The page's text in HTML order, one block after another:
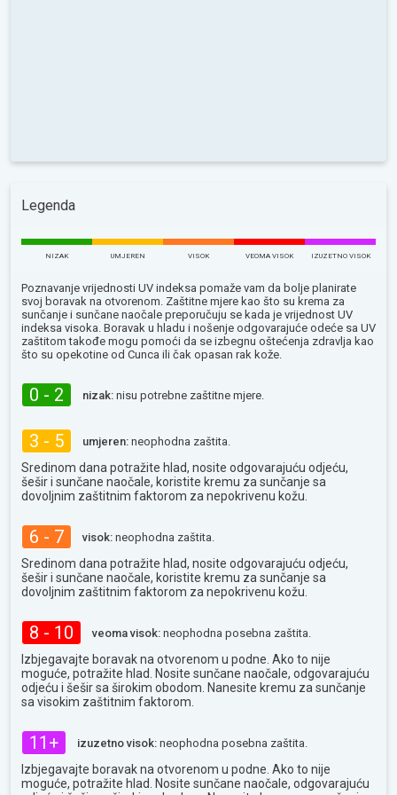
Legenda
NIZAK UMJEREN VISOK VEOMA VISOK IZUZETNO VISOK
Poznavanje vrijednosti UV indeksa pomaže vam da bolje planirate
svoj boravak na otvorenom. Zaštitne mjere kao što su krema za
sunčanje i sunčane naočale preporučuju se kada je vrijednost UV
indeksa visoka. Boravak u hladu i nošenje odgovarajuće odeće sa UV
zaštitom takođe mogu pomoći da se izbegnu oštećenja zdravlja kao
što su opekotine od Сunca ili čak opasan rak kože.
0 - 2 nizak: nisu potrebne zaštitne mjere.
3 - 5 umjeren: neophodna zaštita.
Sredinom dana potražite hlad, nosite odgovarajuću odjeću,
šešir i sunčane naočale, koristite kremu za sunčanje sa
dovoljnim zaštitnim faktorom za nepokrivenu kožu.
6 - 7 visok: neophodna zaštita.
Sredinom dana potražite hlad, nosite odgovarajuću odjeću,
šešir i sunčane naočale, koristite kremu za sunčanje sa
dovoljnim zaštitnim faktorom za nepokrivenu kožu.
8 - 10 veoma visok: neophodna posebna zaštita.
Izbjegavajte boravak na otvorenom u podne. Ako to nije
moguće, potražite hlad. Nosite sunčane naočale, odgovarajuću
odjeću i šešir sa širokim obodom. Nanesite kremu za sunčanje
sa visokim zaštitnim faktorom.
11+ izuzetno visok: neophodna posebna zaštita.
Izbjegavajte boravak na otvorenom u podne. Ako to nije
moguće, potražite hlad. Nosite sunčane naočale, odgovarajuću